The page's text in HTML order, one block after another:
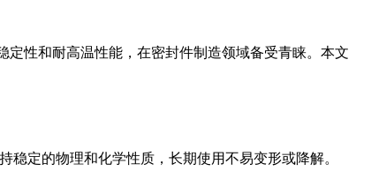
性和耐高温性能，在密封件制造领域备受青睐。本文
定的物理和化学性质，长期使用不易变形或降解。